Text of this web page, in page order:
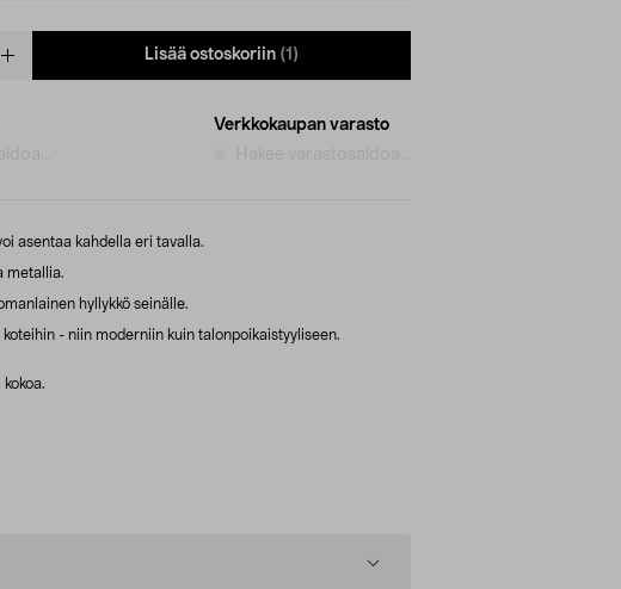
Lisää ostoskoriin (1)
Verkkokaupan varasto
asentaa kahdella eri tavalla.
metallia.
hyllykkö seinälle.
- niin moderniin kuin talonpoikaistyyliseen.